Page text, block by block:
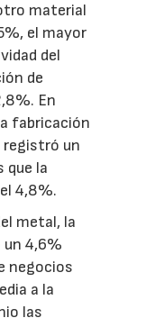
material
el mayor
del
de
En
fabricación
un
que la
4,8%.
metal, la
4,6%
negocios
a la
las